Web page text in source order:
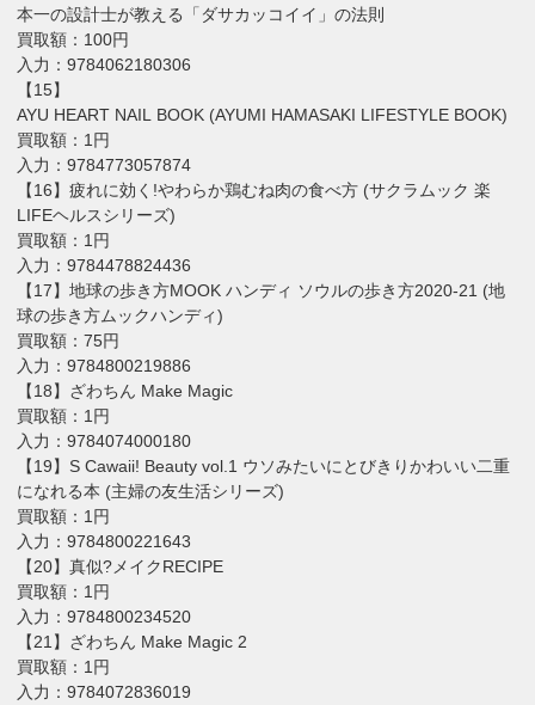
本一の設計士が教える「ダサカッコイイ」の法則
買取額：100円
入力：9784062180306
【15】
AYU HEART NAIL BOOK (AYUMI HAMASAKI LIFESTYLE BOOK)
買取額：1円
入力：9784773057874
【16】疲れに効く!やわらか鶏むね肉の食べ方 (サクラムック 楽
LIFEヘルスシリーズ)
買取額：1円
入力：9784478824436
【17】地球の歩き方MOOK ハンディ ソウルの歩き方2020-21 (地
球の歩き方ムックハンディ)
買取額：75円
入力：9784800219886
【18】ざわちん Make Magic
買取額：1円
入力：9784074000180
【19】S Cawaii! Beauty vol.1 ウソみたいにとびきりかわいい二重
になれる本 (主婦の友生活シリーズ)
買取額：1円
入力：9784800221643
【20】真似?メイクRECIPE
買取額：1円
入力：9784800234520
【21】ざわちん Make Magic 2
買取額：1円
入力：9784072836019